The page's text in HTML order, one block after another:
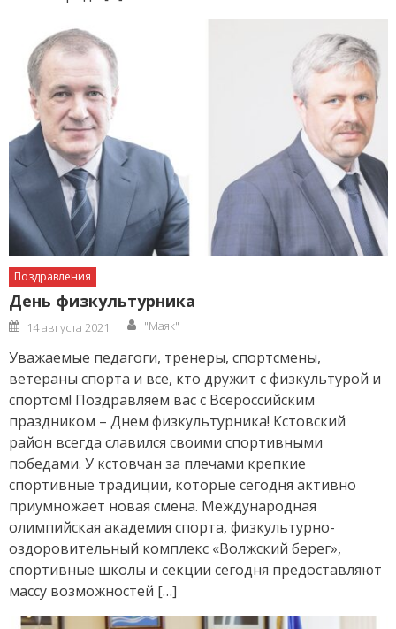
Поздравления
День физкультурника
Posted
on
14 августа 2021 Author
"Маяк"
Уважаемые педагоги, тренеры, спортсмены,
ветераны спорта и все, кто дружит с физкультурой и
спортом! Поздравляем вас с Всероссийским
праздником – Днем физкультурника! Кстовский
район всегда славился своими спортивными
победами. У кстовчан за плечами крепкие
спортивные традиции, которые сегодня активно
приумножает новая смена. Международная
олимпийская академия спорта, физкультурно-
оздоровительный комплекс «Волжский берег»,
спортивные школы и секции сегодня предоставляют
массу возможностей […]